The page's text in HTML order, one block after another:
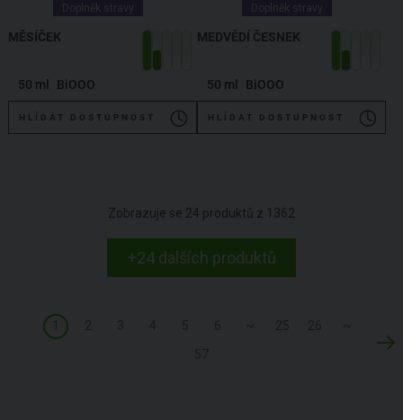
Doplněk stravy
MĚSÍČEK
50 ml BiOOO
HLÍDAT DOSTUPNOST
Doplněk stravy
MEDVĚDÍ ČESNEK
50 ml BiOOO
HLÍDAT DOSTUPNOST
Zobrazuje se 24 produktů z 1362
+24 dalších produktů
1